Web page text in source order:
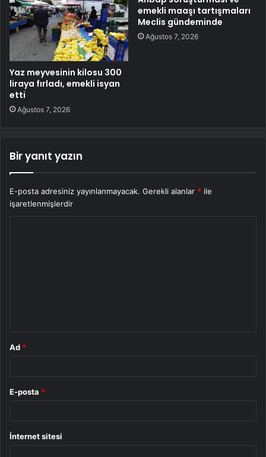
Yaz meyvesinin kilosu 300
liraya fırladı, emekli isyan
etti
Ağustos 7, 2026
emekli maaşı tartışmaları
Meclis gündeminde
Ağustos 7, 2026
Bir yanıt yazın
E-posta adresiniz yayınlanmayacak. Gerekli alanlar * ile
işaretlenmişlerdir
Ad *
E-posta *
İnternet sitesi